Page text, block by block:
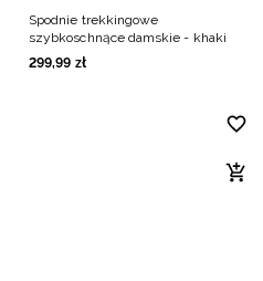
Spodnie trekkingowe
szybkoschnące damskie - khaki
299,99 zł